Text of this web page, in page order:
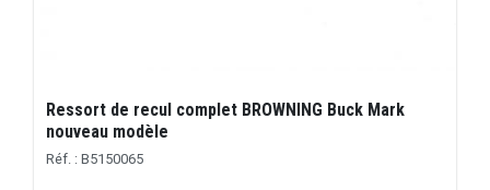
Ressort de recul complet BROWNING Buck Mark
nouveau modèle
Réf. : B5150065